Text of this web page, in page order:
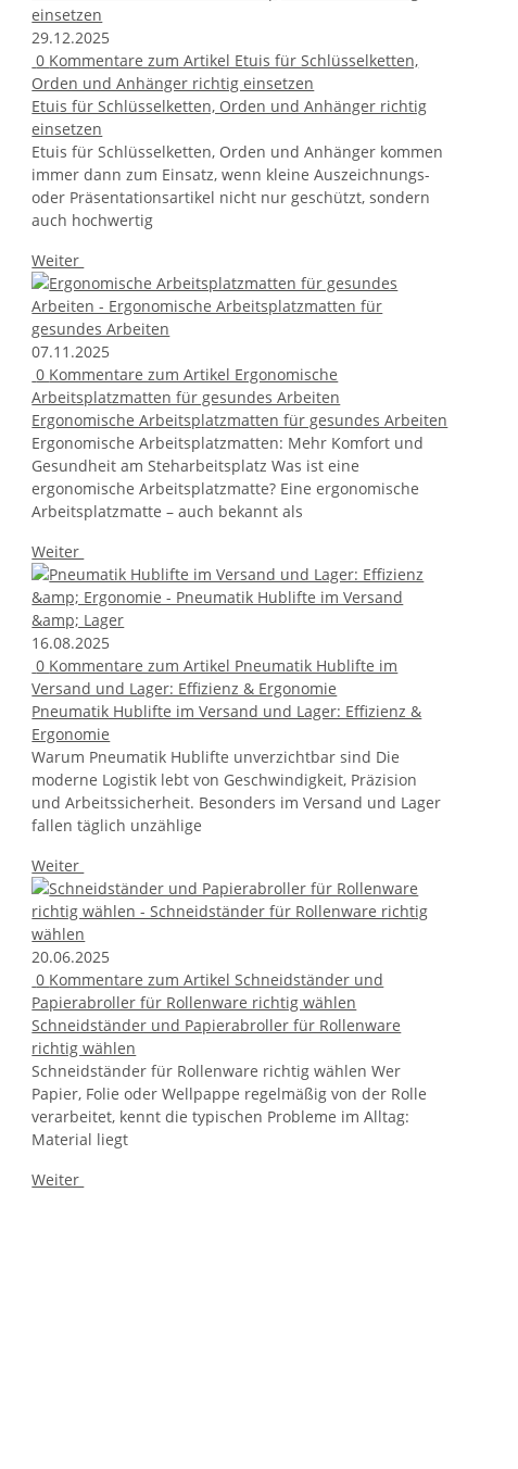
29.12.2025
0 Kommentare zum Artikel Etuis für Schlüsselketten,
Orden und Anhänger richtig einsetzen
Etuis für Schlüsselketten, Orden und Anhänger richtig
einsetzen
Etuis für Schlüsselketten, Orden und Anhänger kommen
immer dann zum Einsatz, wenn kleine Auszeichnungs-
oder Präsentationsartikel nicht nur geschützt, sondern
auch hochwertig
Weiter
07.11.2025
0 Kommentare zum Artikel Ergonomische
Arbeitsplatzmatten für gesundes Arbeiten
Ergonomische Arbeitsplatzmatten für gesundes Arbeiten
Ergonomische Arbeitsplatzmatten: Mehr Komfort und
Gesundheit am Steharbeitsplatz Was ist eine
ergonomische Arbeitsplatzmatte? Eine ergonomische
Arbeitsplatzmatte – auch bekannt als
Weiter
16.08.2025
0 Kommentare zum Artikel Pneumatik Hublifte im
Versand und Lager: Effizienz & Ergonomie
Pneumatik Hublifte im Versand und Lager: Effizienz &
Ergonomie
Warum Pneumatik Hublifte unverzichtbar sind Die
moderne Logistik lebt von Geschwindigkeit, Präzision
und Arbeitssicherheit. Besonders im Versand und Lager
fallen täglich unzählige
Weiter
20.06.2025
0 Kommentare zum Artikel Schneidständer und
Papierabroller für Rollenware richtig wählen
Schneidständer und Papierabroller für Rollenware
richtig wählen
Schneidständer für Rollenware richtig wählen Wer
Papier, Folie oder Wellpappe regelmäßig von der Rolle
verarbeitet, kennt die typischen Probleme im Alltag:
Material liegt
Weiter